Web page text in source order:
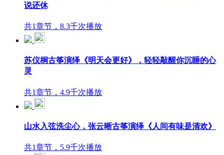
说还休
共1章节，8.3千次播放
苏仪桐古筝演绎《明天会更好》，轻轻敲醒你沉睡的心
灵
共1章节，4.9千次播放
山水入弦洗尘心，张云晰古筝演绎《人间有味是清欢》
共1章节，5.9千次播放